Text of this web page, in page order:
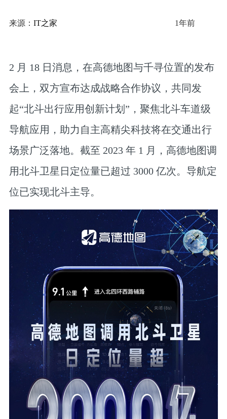
来源： IT之家 1年前
2 月 18 日消息，在高德地图与千寻位置的发布
会上，双方宣布达成战略合作协议，共同发
起“北斗出行应用创新计划”，聚焦北斗车道级
导航应用，助力自主高精尖科技将在交通出行
场景广泛落地。截至 2023 年 1 月，高德地图调
用北斗卫星日定位量已超过 3000 亿次。导航定
位已实现北斗主导。